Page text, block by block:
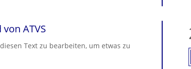
ATVS
Text zu bearbeiten, um etwas zu